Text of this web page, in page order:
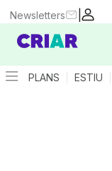
|
Newsletters
PLANS ESTIU